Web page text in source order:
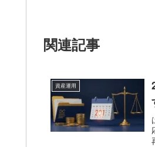
関連記事
資産運用